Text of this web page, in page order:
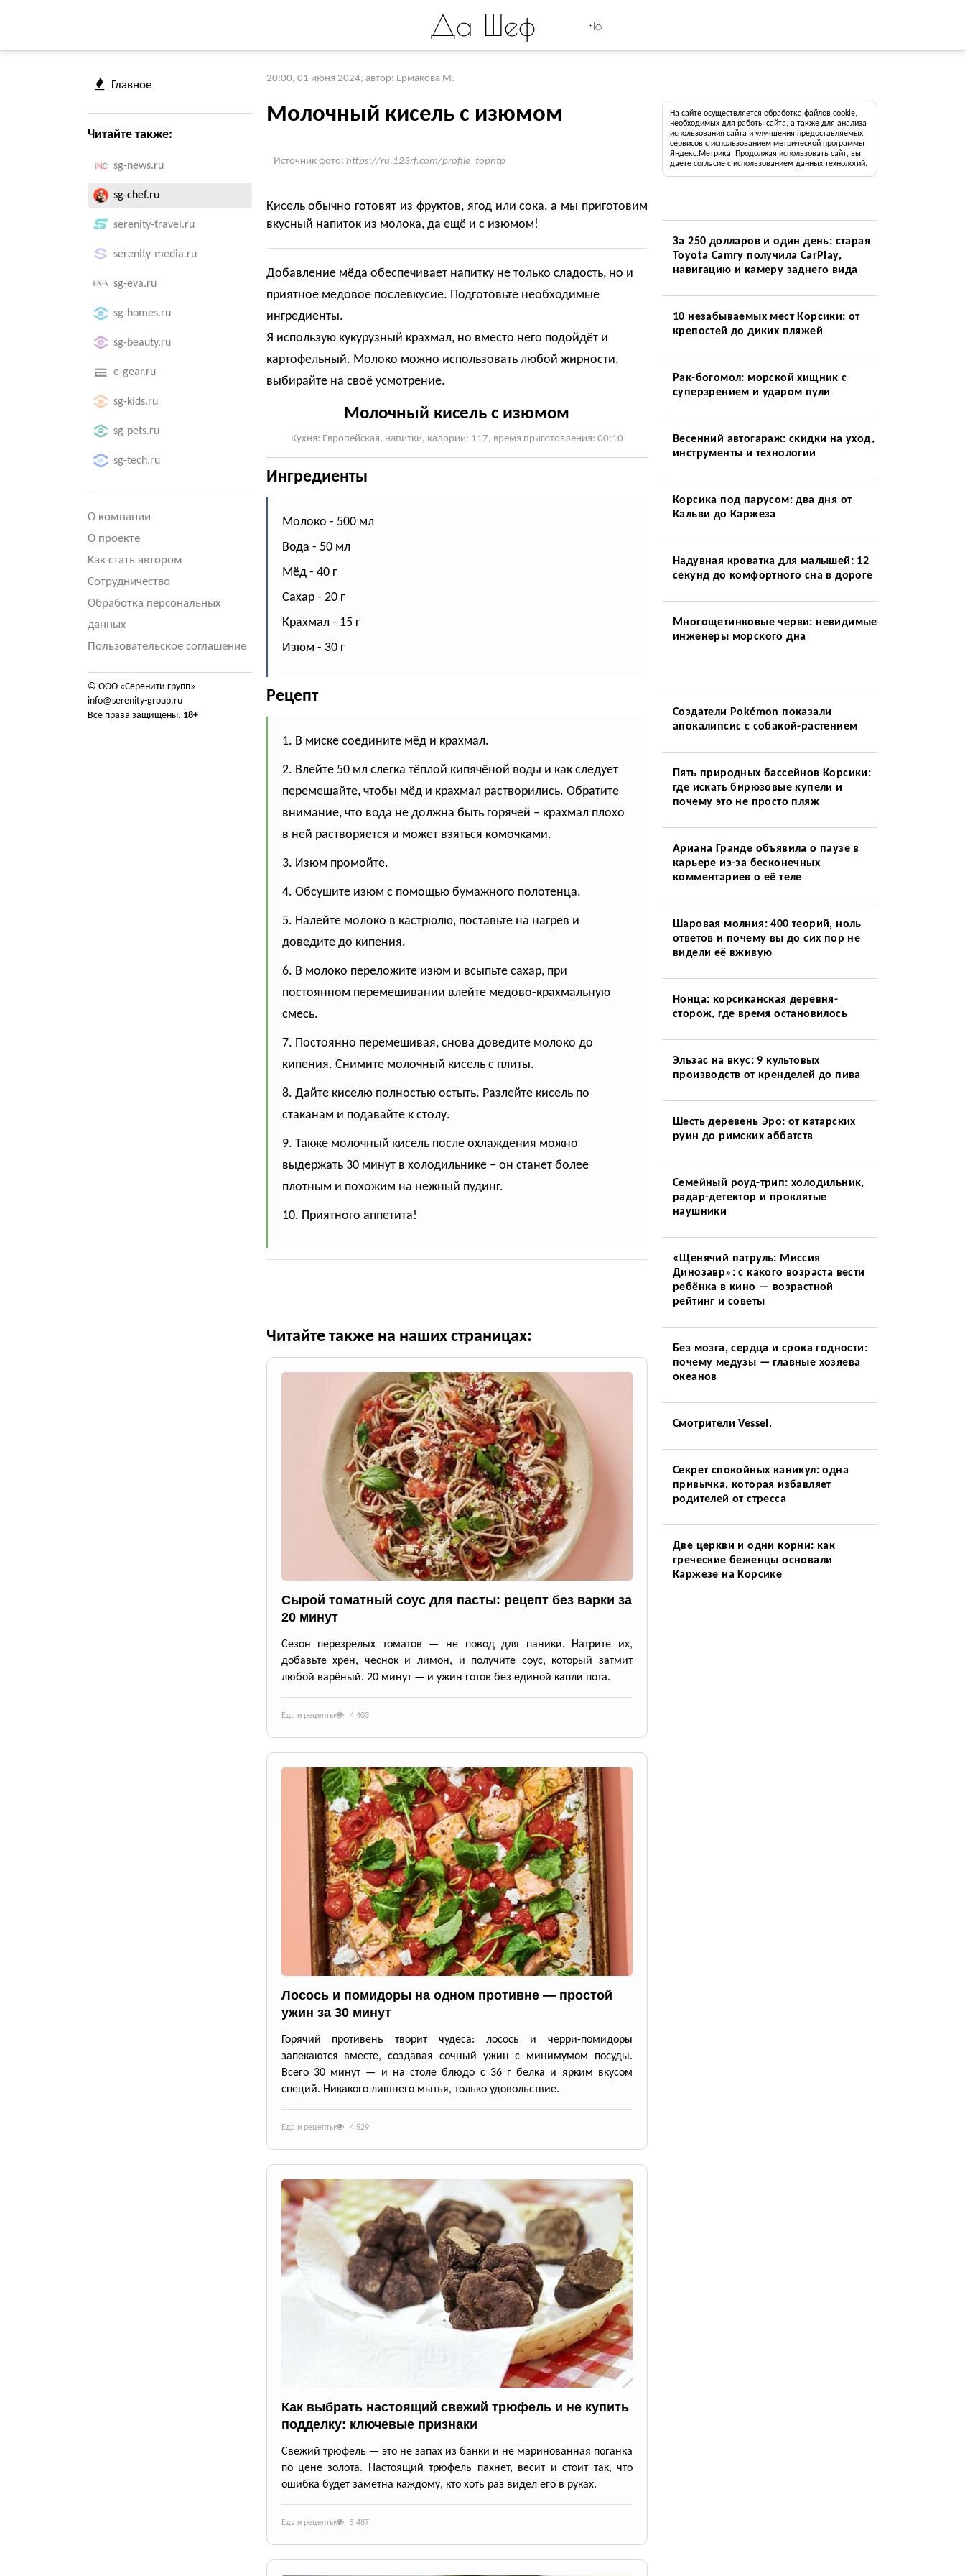
Да Шеф +18
Главное
Читайте также:
sg-news.ru
sg-chef.ru
serenity-travel.ru
serenity-media.ru
sg-eva.ru
sg-homes.ru
sg-beauty.ru
e-gear.ru
sg-kids.ru
sg-pets.ru
sg-tech.ru
О компании
О проекте
Как стать автором
Сотрудничество
Обработка персональных
данных
Пользовательское соглашение
© ООО «Серенити групп»
info@serenity-group.ru
Все права защищены. 18+
20:00, 01 июня 2024, автор: Ермакова М.
Молочный кисель с изюмом
Источник фото: https://ru.123rf.com/profile_topntp
Кисель обычно готовят из фруктов, ягод или сока, а мы приготовим
вкусный напиток из молока, да ещё и с изюмом!
Добавление мёда обеспечивает напитку не только сладость, но и
приятное медовое послевкусие. Подготовьте необходимые
ингредиенты.
Я использую кукурузный крахмал, но вместо него подойдёт и
картофельный. Молоко можно использовать любой жирности,
выбирайте на своё усмотрение.
Молочный кисель с изюмом
Кухня: Европейская, напитки, калории: 117, время приготовления: 00:10
Ингредиенты
Молоко - 500 мл
Вода - 50 мл
Мёд - 40 г
Сахар - 20 г
Крахмал - 15 г
Изюм - 30 г
Рецепт
1. В миске соедините мёд и крахмал.
2. Влейте 50 мл слегка тёплой кипячёной воды и как следует
перемешайте, чтобы мёд и крахмал растворились. Обратите
внимание, что вода не должна быть горячей – крахмал плохо
в ней растворяется и может взяться комочками.
3. Изюм промойте.
4. Обсушите изюм с помощью бумажного полотенца.
5. Налейте молоко в кастрюлю, поставьте на нагрев и
доведите до кипения.
6. В молоко переложите изюм и всыпьте сахар, при
постоянном перемешивании влейте медово-крахмальную
смесь.
7. Постоянно перемешивая, снова доведите молоко до
кипения. Снимите молочный кисель с плиты.
8. Дайте киселю полностью остыть. Разлейте кисель по
стаканам и подавайте к столу.
9. Также молочный кисель после охлаждения можно
выдержать 30 минут в холодильнике – он станет более
плотным и похожим на нежный пудинг.
10. Приятного аппетита!
Читайте также на наших страницах:
Сырой томатный соус для пасты: рецепт без варки за
20 минут
Сезон перезрелых томатов — не повод для паники. Натрите их,
добавьте хрен, чеснок и лимон, и получите соус, который затмит
любой варёный. 20 минут — и ужин готов без единой капли пота.
Еда и рецепты 4 403
Лосось и помидоры на одном противне — простой
ужин за 30 минут
Горячий противень творит чудеса: лосось и черри-помидоры
запекаются вместе, создавая сочный ужин с минимумом посуды.
Всего 30 минут — и на столе блюдо с 36 г белка и ярким вкусом
специй. Никакого лишнего мытья, только удовольствие.
Еда и рецепты 4 529
Как выбрать настоящий свежий трюфель и не купить
подделку: ключевые признаки
Свежий трюфель — это не запах из банки и не маринованная поганка
по цене золота. Настоящий трюфель пахнет, весит и стоит так, что
ошибка будет заметна каждому, кто хоть раз видел его в руках.
Еда и рецепты 5 487
На сайте осуществляется обработка файлов cookie,
необходимых для работы сайта, а также для анализа
использования сайта и улучшения предоставляемых
сервисов с использованием метрической программы
Яндекс.Метрика. Продолжая использовать сайт, вы
даете согласие с использованием данных технологий.
За 250 долларов и один день: старая
Toyota Camry получила CarPlay,
навигацию и камеру заднего вида
10 незабываемых мест Корсики: от
крепостей до диких пляжей
Рак-богомол: морской хищник с
суперзрением и ударом пули
Весенний автогараж: скидки на уход,
инструменты и технологии
Корсика под парусом: два дня от
Кальви до Каржеза
Надувная кроватка для малышей: 12
секунд до комфортного сна в дороге
Многощетинковые черви: невидимые
инженеры морского дна
Создатели Pokémon показали
апокалипсис с собакой-растением
Пять природных бассейнов Корсики:
где искать бирюзовые купели и
почему это не просто пляж
Ариана Гранде объявила о паузе в
карьере из-за бесконечных
комментариев о её теле
Шаровая молния: 400 теорий, ноль
ответов и почему вы до сих пор не
видели её вживую
Нонца: корсиканская деревня-
сторож, где время остановилось
Эльзас на вкус: 9 культовых
производств от кренделей до пива
Шесть деревень Эро: от катарских
руин до римских аббатств
Семейный роуд-трип: холодильник,
радар-детектор и проклятые
наушники
«Щенячий патруль: Миссия
Динозавр»: с какого возраста вести
ребёнка в кино — возрастной
рейтинг и советы
Без мозга, сердца и срока годности:
почему медузы — главные хозяева
океанов
Смотрители Vessel.
Секрет спокойных каникул: одна
привычка, которая избавляет
родителей от стресса
Две церкви и одни корни: как
греческие беженцы основали
Каржезе на Корсике